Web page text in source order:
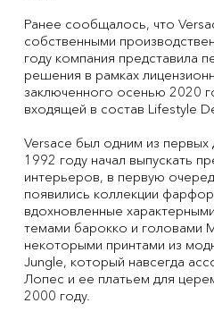
Ранее сообщалось, что
собственными
году компания представила
решения в рамках
заключенного осенью 2020
входящей в состав Lifestyle
Versace был одним из
1992 году начал выпускать
интерьеров, в первую
появились коллекции
вдохновленные
темами барокко и головами
некоторыми принтами из
Jungle, который навсегда
Лопес и ее платьем для
2000 году.